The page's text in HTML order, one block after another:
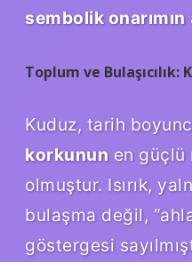
sembolik onarımın
Toplum ve
Kuduz, tarih
korkununen güçlü
olmuştur. Isırık,
bulaşma değil,
göstergesi